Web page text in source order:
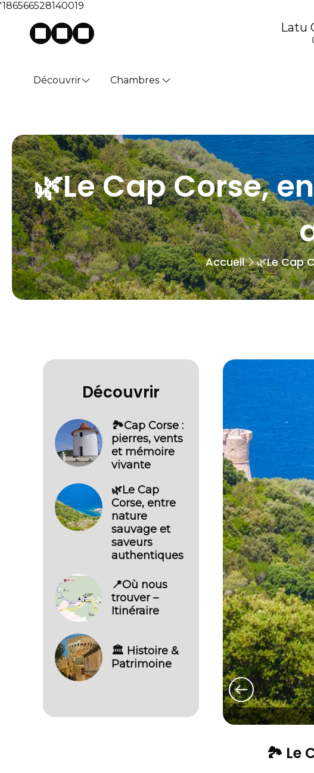
'186566528140019
Latu
Découvrir Chambres
🌿Le Cap Corse,
Accueil 🌿Le Cap
🏞️ Le
Découvrir
🏞️Cap Corse :
pierres, vents
et mémoire
vivante
🌿Le Cap
Corse, entre
nature
sauvage et
saveurs
authentiques
📍Où nous
trouver –
Itinéraire
🏛️ Histoire &
Patrimoine